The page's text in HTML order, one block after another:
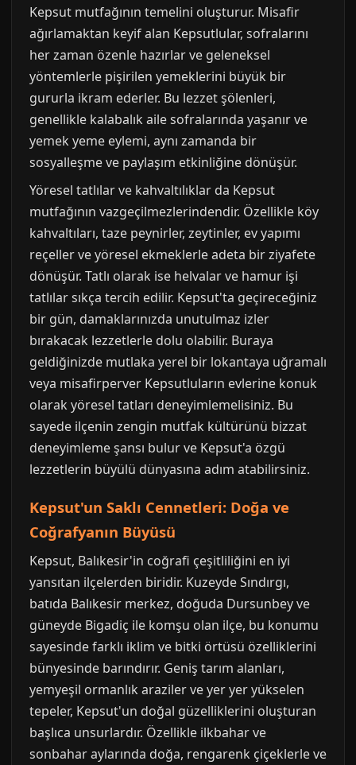
Kepsut mutfağının temelini oluşturur. Misafir
ağırlamaktan keyif alan Kepsutlular, sofralarını
her zaman özenle hazırlar ve geleneksel
yöntemlerle pişirilen yemeklerini büyük bir
gururla ikram ederler. Bu lezzet şölenleri,
genellikle kalabalık aile sofralarında yaşanır ve
yemek yeme eylemi, aynı zamanda bir
sosyalleşme ve paylaşım etkinliğine dönüşür.
Yöresel tatlılar ve kahvaltılıklar da Kepsut
mutfağının vazgeçilmezlerindendir. Özellikle köy
kahvaltıları, taze peynirler, zeytinler, ev yapımı
reçeller ve yöresel ekmeklerle adeta bir ziyafete
dönüşür. Tatlı olarak ise helvalar ve hamur işi
tatlılar sıkça tercih edilir. Kepsut'ta geçireceğiniz
bir gün, damaklarınızda unutulmaz izler
bırakacak lezzetlerle dolu olabilir. Buraya
geldiğinizde mutlaka yerel bir lokantaya uğramalı
veya misafirperver Kepsutluların evlerine konuk
olarak yöresel tatları deneyimlemelisiniz. Bu
sayede ilçenin zengin mutfak kültürünü bizzat
deneyimleme şansı bulur ve Kepsut'a özgü
lezzetlerin büyülü dünyasına adım atabilirsiniz.
Kepsut'un Saklı Cennetleri: Doğa ve
Coğrafyanın Büyüsü
Kepsut, Balıkesir'in coğrafi çeşitliliğini en iyi
yansıtan ilçelerden biridir. Kuzeyde Sındırgı,
batıda Balıkesir merkez, doğuda Dursunbey ve
güneyde Bigadiç ile komşu olan ilçe, bu konumu
sayesinde farklı iklim ve bitki örtüsü özelliklerini
bünyesinde barındırır. Geniş tarım alanları,
yemyeşil ormanlık araziler ve yer yer yükselen
tepeler, Kepsut'un doğal güzelliklerini oluşturan
başlıca unsurlardır. Özellikle ilkbahar ve
sonbahar aylarında doğa, rengarenk çiçeklerle ve